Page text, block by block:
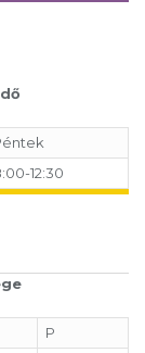
12:30
P